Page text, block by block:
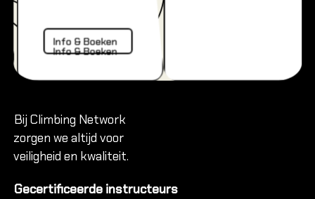
Climbing
Info & Boeken
Info & Boeken
Info & Boeken
Bij Climbing Network
zorgen we altijd voor
veiligheid en kwaliteit.
Gecertificeerde instructeurs